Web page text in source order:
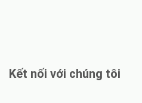
Kết nối với chúng tôi